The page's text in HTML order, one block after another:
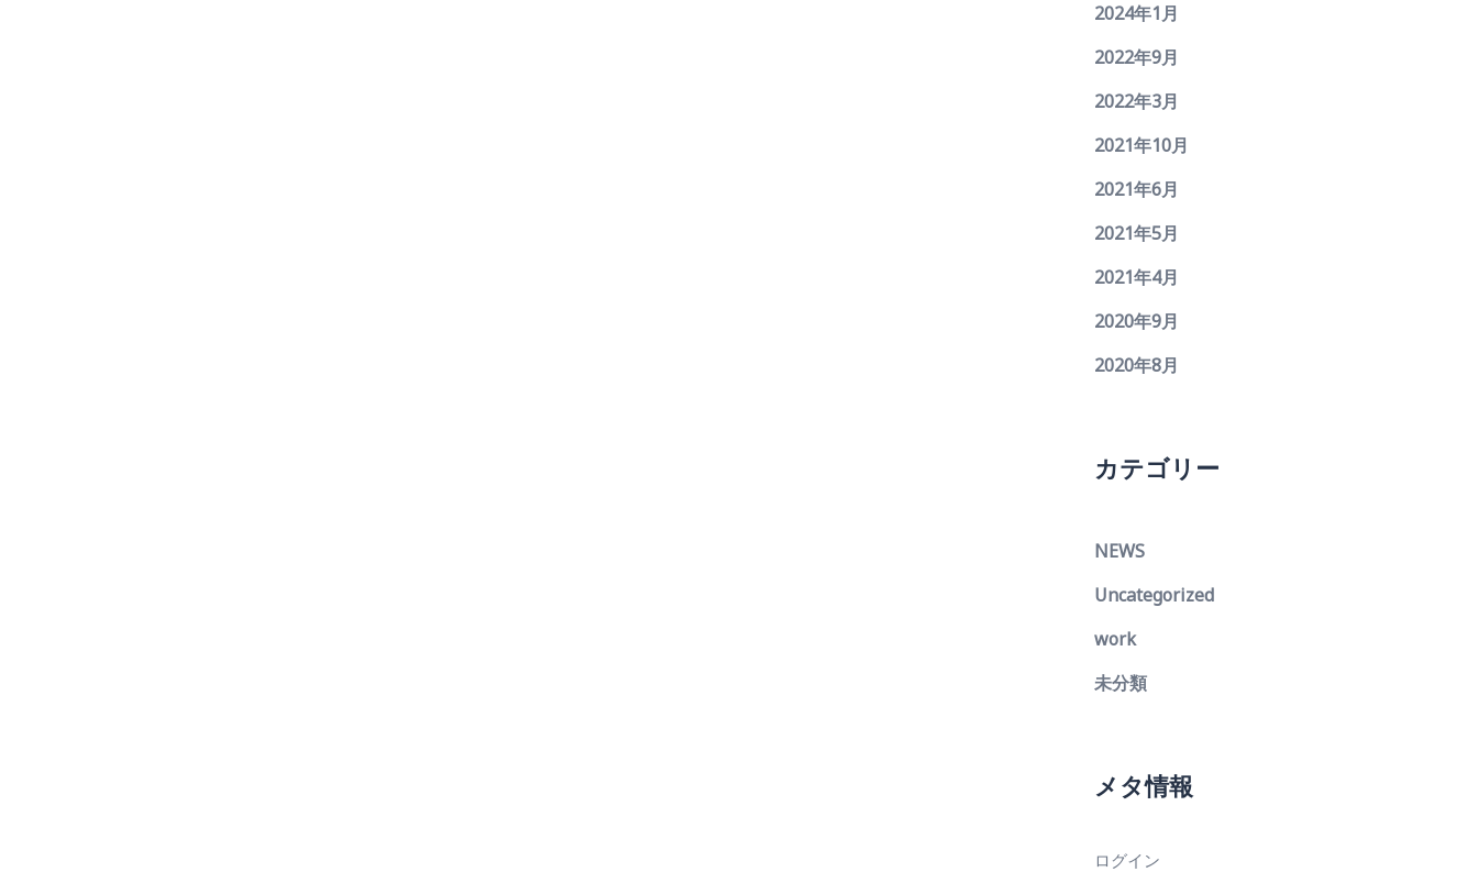
2024年1月
2022年9月
2022年3月
2021年10月
2021年6月
2021年5月
2021年4月
2020年9月
2020年8月
カテゴリー
NEWS
Uncategorized
work
未分類
メタ情報
ログイン